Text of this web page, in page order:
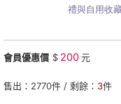
禮與自用收
會員優惠價 $ 200元
售出： 2770件 / 剩餘： 3件